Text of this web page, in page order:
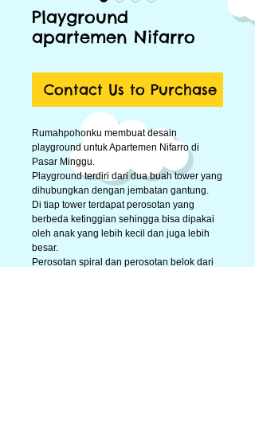
Playground
apartemen Nifarro
Contact Us to Purchase
Rumahpohonku membuat desain
playground untuk Apartemen Nifarro di
Pasar Minggu.
Playground terdiri dari dua buah tower yang
dihubungkan dengan jembatan gantung.
Di tiap tower terdapat perosotan yang
berbeda ketinggian sehingga bisa dipakai
oleh anak yang lebih kecil dan juga lebih
besar.
Perosotan spiral dan perosotan belok dari